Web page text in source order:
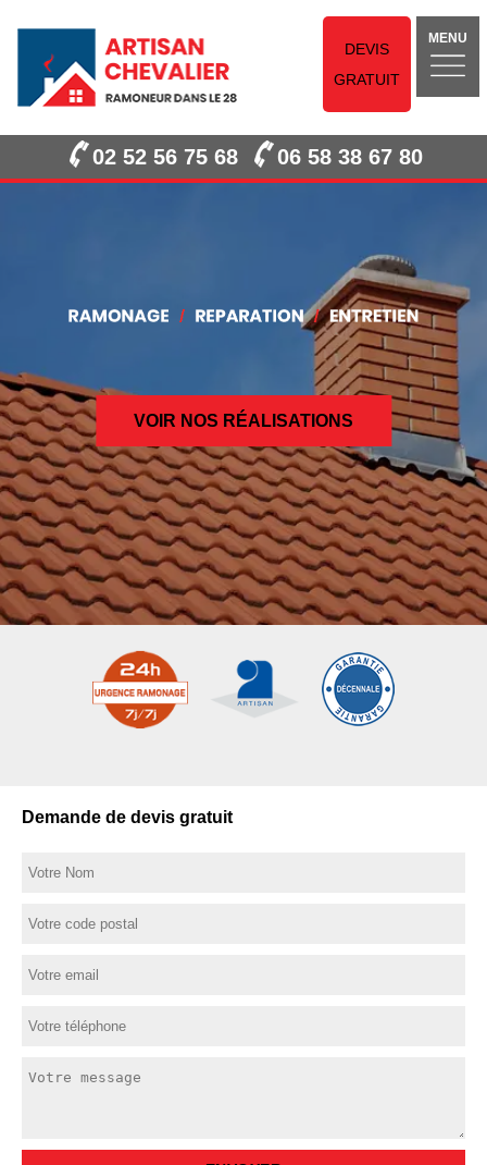
DEVIS
GRATUIT
MENU
02 52 56 75 68 06 58 38 67 80
VOIR NOS RÉALISATIONS
Demande de devis gratuit